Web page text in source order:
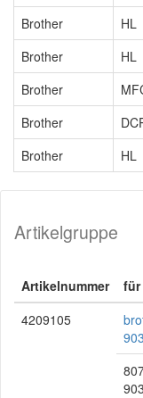
Brother
HL
Brother
HL
Brother
Brother
Brother
HL
Artikelgruppe
Artikelnummer für
4209105